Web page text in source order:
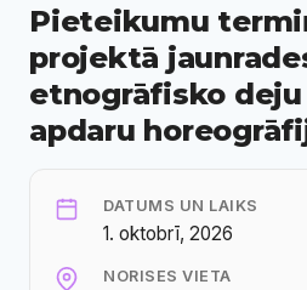
Pieteikumu
projektā
etnogrāfisko
apdaru
DATUMS UN LAIKS
1. oktobrī, 2026
NORISES VIETA